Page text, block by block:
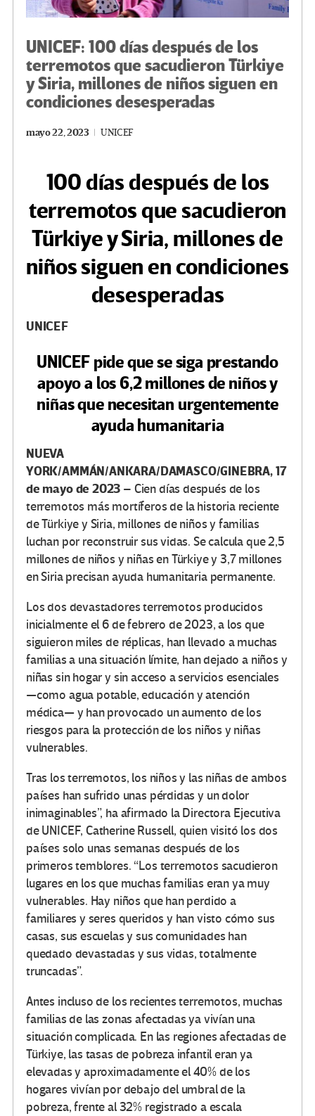
UNICEF: 100 días después de los
terremotos que sacudieron Türkiye
y Siria, millones de niños siguen en
condiciones desesperadas
mayo 22, 2023 UNICEF
100 días después de los
terremotos que sacudieron
Türkiye y Siria, millones de
niños siguen en condiciones
desesperadas
UNICEF
UNICEF pide que se siga prestando
apoyo a los 6,2 millones de niños y
niñas que necesitan urgentemente
ayuda humanitaria
NUEVA
YORK/AMMÁN/ANKARA/DAMASCO/GINEBRA, 17
de mayo de 2023 – Cien días después de los
terremotos más mortíferos de la historia reciente
de Türkiye y Siria, millones de niños y familias
luchan por reconstruir sus vidas. Se calcula que 2,5
millones de niños y niñas en Türkiye y 3,7 millones
en Siria precisan ayuda humanitaria permanente.
Los dos devastadores terremotos producidos
inicialmente el 6 de febrero de 2023, a los que
siguieron miles de réplicas, han llevado a muchas
familias a una situación límite, han dejado a niños y
niñas sin hogar y sin acceso a servicios esenciales
—como agua potable, educación y atención
médica— y han provocado un aumento de los
riesgos para la protección de los niños y niñas
vulnerables.
Tras los terremotos, los niños y las niñas de ambos
países han sufrido unas pérdidas y un dolor
inimaginables”, ha afirmado la Directora Ejecutiva
de UNICEF, Catherine Russell, quien visitó los dos
países solo unas semanas después de los
primeros temblores. “Los terremotos sacudieron
lugares en los que muchas familias eran ya muy
vulnerables. Hay niños que han perdido a
familiares y seres queridos y han visto cómo sus
casas, sus escuelas y sus comunidades han
quedado devastadas y sus vidas, totalmente
truncadas”.
Antes incluso de los recientes terremotos, muchas
familias de las zonas afectadas ya vivían una
situación complicada. En las regiones afectadas de
Türkiye, las tasas de pobreza infantil eran ya
elevadas y aproximadamente el 40% de los
hogares vivían por debajo del umbral de la
pobreza, frente al 32% registrado a escala